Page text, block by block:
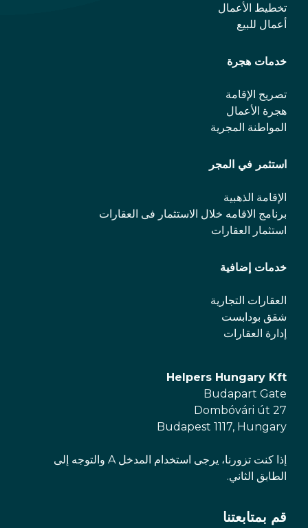
تخطيط الأعمال
أعمال للبيع
خدمات هجرة
تصريح الإقامة
هجرة الأعمال
المواطنة المجرية
استثمر في المجر
الإقامة الذهبية
برنامج الاقامه خلال الاستثمار فی العقارات
استثمار العقارات
خدمات إضافية
العقارات التجارية
شقق بودابست
إدارة العقارات
Helpers Hungary Kft
Budapart Gate
Dombóvári út 27
Budapest 1117, Hungary
إذا كنت تزورنا، يرجى استخدام المدخل A والتوجه إلى
الطابق الثاني.
قم بمتابعتنا